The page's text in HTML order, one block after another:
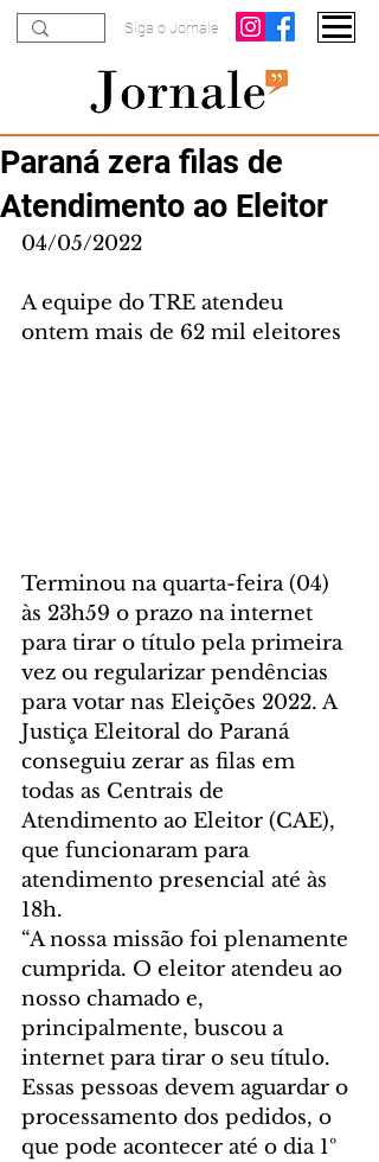
Siga o Jornale
Paraná zera filas de
Atendimento ao Eleitor
04/05/2022
A equipe do TRE atendeu
ontem mais de 62 mil eleitores
Terminou na quarta-feira (04)
às 23h59 o prazo na internet
para tirar o título pela primeira
vez ou regularizar pendências
para votar nas Eleições 2022. A
Justiça Eleitoral do Paraná
conseguiu zerar as filas em
todas as Centrais de
Atendimento ao Eleitor (CAE),
que funcionaram para
atendimento presencial até às
18h.
“A nossa missão foi plenamente
cumprida. O eleitor atendeu ao
nosso chamado e,
principalmente, buscou a
internet para tirar o seu título.
Essas pessoas devem aguardar o
processamento dos pedidos, o
que pode acontecer até o dia 1º